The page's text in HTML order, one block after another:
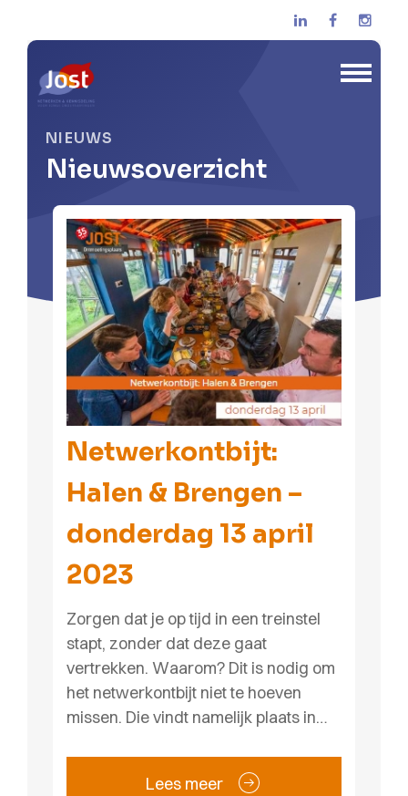
NIEUWS
Nieuwsoverzicht
Netwerkontbijt:
Halen & Brengen –
donderdag 13 april
2023
Zorgen dat je op tijd in een treinstel
stapt, zonder dat deze gaat
vertrekken. Waarom? Dit is nodig om
het netwerkontbijt niet te hoeven
missen. Die vindt namelijk plaats in…
Lees meer